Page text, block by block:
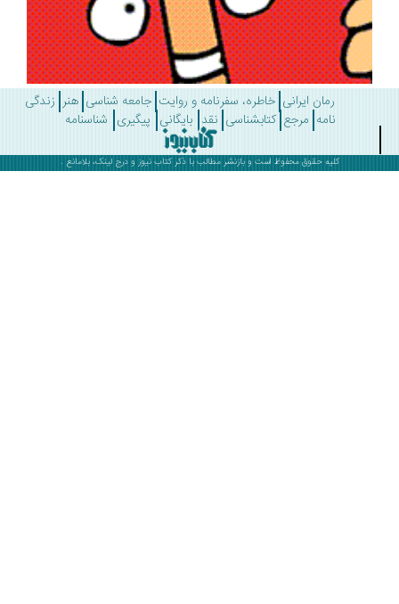
رمان ایرانی خاطره، سفرنامه و روایت جامعه شناسی هنر زندگی
مرجع کتابشناسی نقد بایگانی پیگیری شناسنامه
کلیه حقوق محفوظ است و بازنشر مطالب با ذکرکتاب نیوز و درج لینک، بلامانع .